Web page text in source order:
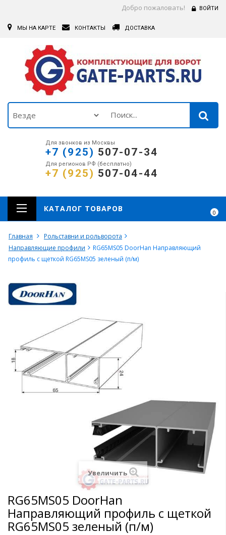
Добро пожаловать! ВОЙТИ
МЫ НА КАРТЕ КОНТАКТЫ ДОСТАВКА
Для звонков из Москвы
+7 (925) 507-07-34
Для регионов РФ (бесплатно)
+7 (925) 507-04-44
0
КАТАЛОГ ТОВАРОВ
Главная
Рольставни и рольворота
Направляющие профили
RG65MS05 DoorHan Направляющий
профиль с щеткой RG65MS05 зеленый (п/м)
Увеличить
RG65MS05 DoorHan
Направляющий профиль с щеткой
RG65MS05 зеленый (п/м)